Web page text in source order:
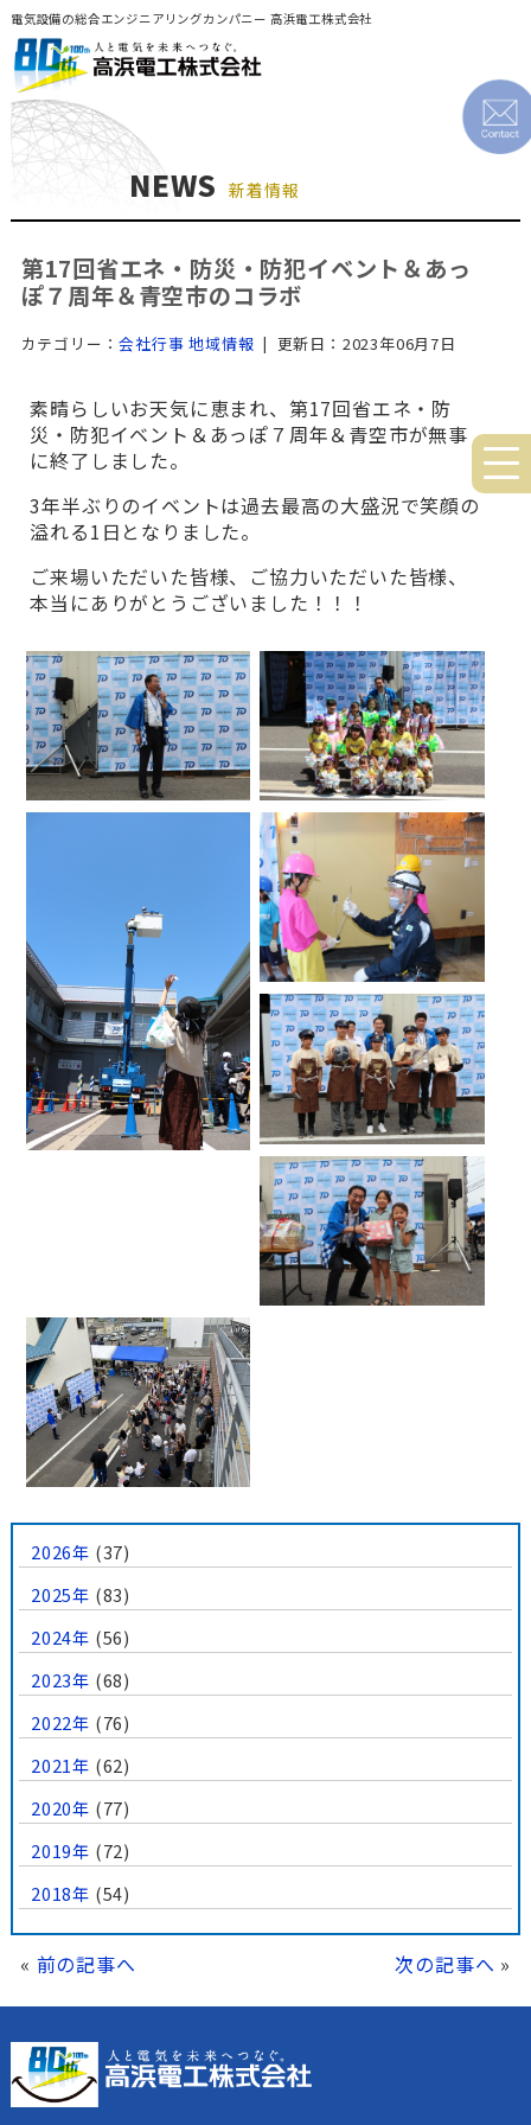
電気設備の総合エンジニアリングカンパニー 高浜電工株式会社
NEWS 新着情報
第17回省エネ・防災・防犯イベント＆あっ
ぽ７周年＆青空市のコラボ
カテゴリー：会社行事 地域情報 | 更新日：2023年06月7日
素晴らしいお天気に恵まれ、第17回省エネ・防
災・防犯イベント＆あっぽ７周年＆青空市が無事
に終了しました。
3年半ぶりのイベントは過去最高の大盛況で笑顔の
溢れる1日となりました。
ご来場いただいた皆様、ご協力いただいた皆様、
本当にありがとうございました！！！
2026年 (37)
2025年 (83)
2024年 (56)
2023年 (68)
2022年 (76)
2021年 (62)
2020年 (77)
2019年 (72)
2018年 (54)
« 前の記事へ 次の記事へ »